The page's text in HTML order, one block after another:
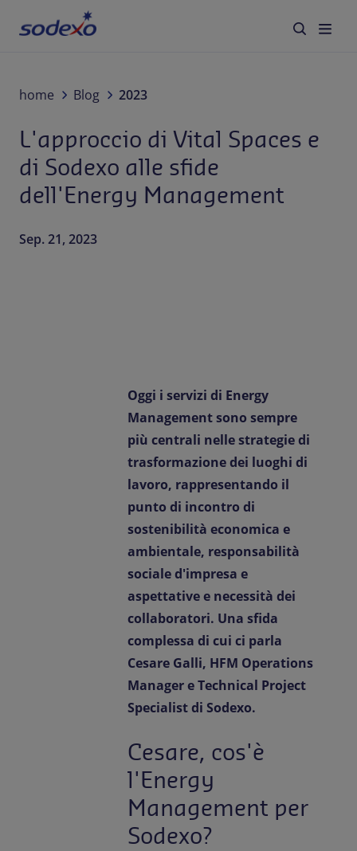
Servizi e Brand
Settori
Blog
Comunicati Stampa
home Blog 2023
L'approccio di Vital Spaces e
di Sodexo alle sfide
dell'Energy Management
Sep. 21, 2023
Oggi i servizi di Energy
Management sono sempre
più centrali nelle strategie di
trasformazione dei luoghi di
lavoro, rappresentando il
punto di incontro di
sostenibilità economica e
ambientale, responsabilità
sociale d'impresa e
aspettative e necessità dei
collaboratori. Una sfida
complessa di cui ci parla
Cesare Galli, HFM Operations
Manager e Technical Project
Specialist di Sodexo.
Cesare, cos'è
l'Energy
Management per
Sodexo?